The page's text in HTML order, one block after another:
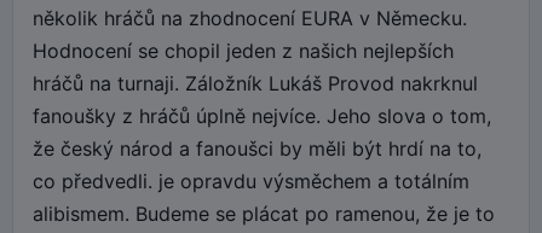
několik hráčů na zhodnocení EURA v Německu.
Hodnocení se chopil jeden z našich nejlepších
hráčů na turnaji. Záložník Lukáš Provod nakrknul
fanoušky z hráčů úplně nejvíce. Jeho slova o tom,
že český národ a fanoušci by měli být hrdí na to,
co předvedli. je opravdu výsměchem a totálním
alibismem. Budeme se plácat po ramenou, že je to